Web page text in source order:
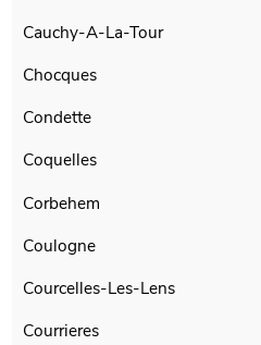
Cauchy-A-La-Tour
Chocques
Condette
Coquelles
Corbehem
Coulogne
Courcelles-Les-Lens
Courrieres